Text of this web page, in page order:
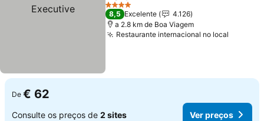
4 Estrelas
8,5 Excelente
4.126
a 2.8 km de Boa Viagem
Restaurante internacional no local
De € 62
Consulte os preços de 2 sites Ver preços